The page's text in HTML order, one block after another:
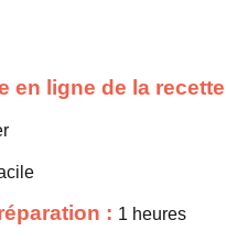
en ligne de la
: 1 heures